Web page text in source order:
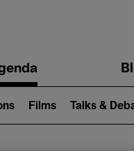
Films Talks &